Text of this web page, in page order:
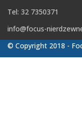
Tel: 32 7350371
info@focus-
© Copyright 2018 -